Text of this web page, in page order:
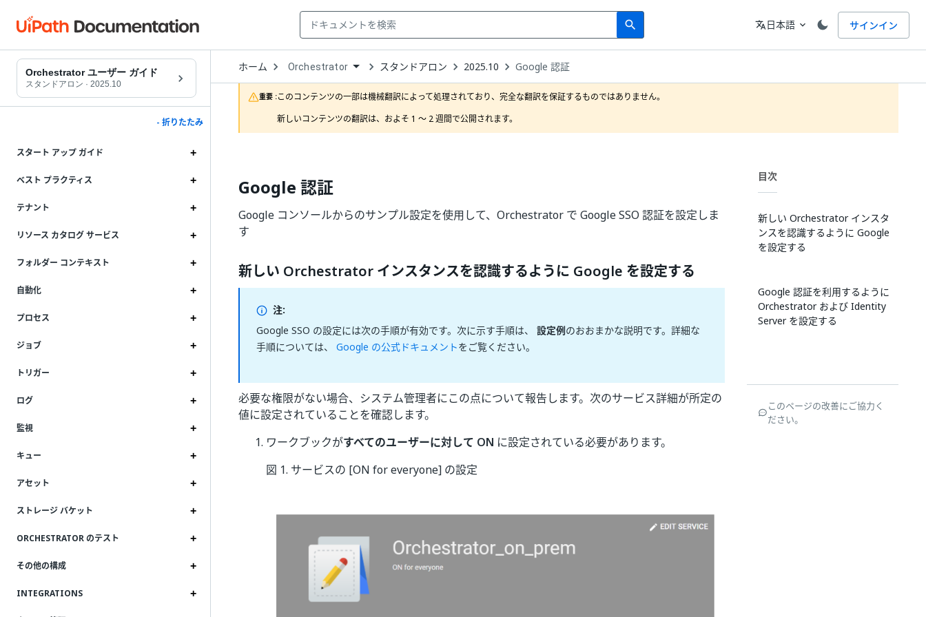
search
Search 言語
translate日本語 expand_more サインイン
Orchestrator ユーザー ガイド
スタンドアロン · 2025.10
- 折りたたみ
スタート アップ ガイド
ベスト プラクティス
テナント
リソース カタログ サービス
フォルダー コンテキスト
自動化
プロセス
ジョブ
トリガー
ログ
監視
キュー
アセット
ストレージ バケット
ORCHESTRATOR のテスト
その他の構成
INTEGRATIONS
ホーム Open
Dropdown
to
choose
product
Orchestrator スタンドアロン 2025.10 Google 認証
重要 :このコンテンツの一部は機械翻訳によって処理されており、完全な翻訳を保証するものではありません。
新しいコンテンツの翻訳は、およそ 1 ～ 2 週間で公開されます。
Google 認証
Google コンソールからのサンプル設定を使用して、Orchestrator で Google SSO 認証を設定しま
す
新しい Orchestrator インスタンスを認識するように Google を設定する
注:
Google SSO の設定には次の手順が有効です。次に示す手順は、 設定例のおおまかな説明です。詳細な
手順については、 Google の公式ドキュメントをご覧ください。
必要な権限がない場合、システム管理者にこの点について報告します。次のサービス詳細が所定の
値に設定されていることを確認します。
ワークブックがすべてのユーザーに対して ON に設定されている必要があります。
図 1. サービスの [ON for everyone] の設定
目次
新しい Orchestrator インスタ
ンスを認識するように Google
を設定する
Google 認証を利用するように
Orchestrator および Identity
Server を設定する
このページの改善にご協力く
ださい。